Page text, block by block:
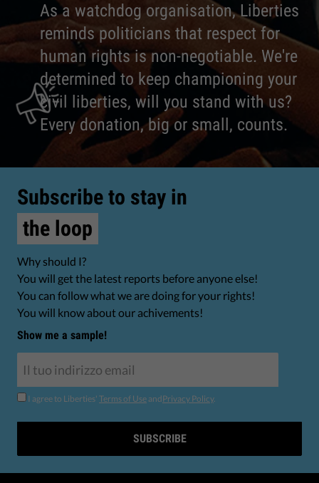
As a watchdog organisation, Liberties
reminds politicians that respect for
human rights is non-negotiable. We're
determined to keep championing your
civil liberties, will you stand with us?
Every donation, big or small, counts.
Subscribe to stay in
the loop
Why should I?
You will get the latest reports before anyone else!
You can follow what we are doing for your rights!
You will know about our achivements!
Show me a sample!
I agree to Liberties' Terms of Use andPrivacy Policy.
SUBSCRIBE